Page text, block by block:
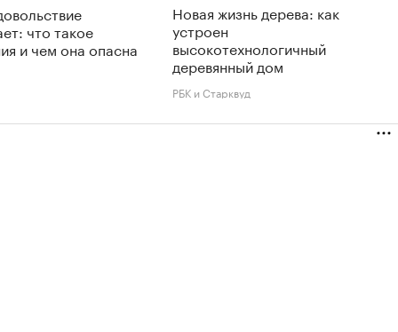
что такое
и чем она опасна
Новая жизнь дерева: как
устроен
высокотехнологичный
деревянный дом
РБК и Старквуд